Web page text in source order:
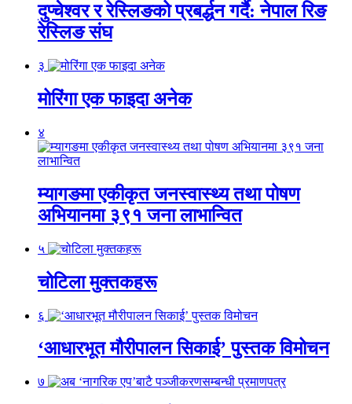
दुप्चेश्वर र रेस्लिङको प्रबर्द्धन गर्दै: नेपाल रिङ
रेस्लिङ संघ
३
मोरिंगा एक फाइदा अनेक
४
म्यागङमा एकीकृत जनस्वास्थ्य तथा पोषण
अभियानमा ३९१ जना लाभान्वित
५
चोटिला मुक्तकहरू
६
‘आधारभूत मौरीपालन सिकाई’ पुस्तक विमोचन
७